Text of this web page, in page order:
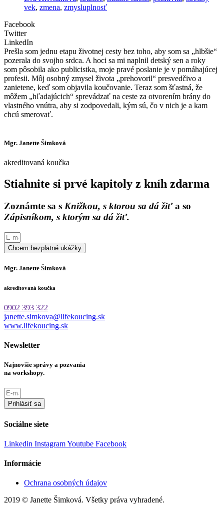
vek, zmena, zmysluplnosť
Facebook
Twitter
LinkedIn
Prešla som jednu etapu životnej cesty bez toho, aby som sa „hlbšie“
pozerala do svojho srdca. A hoci sa mi naplnil detský sen a roky
som pôsobila ako publicistka, moje pravé poslanie je v pomáhajúcej
profesii. Môj osobný zmysel života „prehovoril“ presvedčivo a
zanietene, keď som objavila koučovanie. Teraz som šťastná, že
môžem „hľadajúcich“ sprevádzať na ceste za otvorením brány do
vlastného vnútra, aby si zodpovedali, kým sú, čo v nich je a kam
chcú smerovať.
Mgr. Janette Šimková
akreditovaná koučka
Stiahnite si prvé kapitoly z kníh zdarma
Zoznámte sa s Knižkou, s ktorou sa dá žiťa so
Zápisníkom, s ktorým sa dá žiť.
Chcem bezplatné ukážky
Mgr. Janette Šimková
akreditovaná koučka
0902 393 322
janette.simkova@lifekoucing.sk
www.lifekoucing.sk
Newsletter
Najnovšie správy a pozvania
na workshopy.
Prihlásiť sa
Sociálne siete
Linkedin InstagramYoutube Facebook
Informácie
Ochrana osobných údajov
2019 © Janette Šimková. Všetky práva vyhradené.